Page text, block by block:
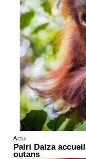
Actu
Pairi Daiza
outans